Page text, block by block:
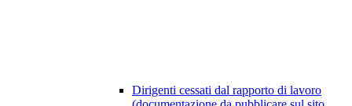
Dirigenti cessati dal rapporto di lavoro